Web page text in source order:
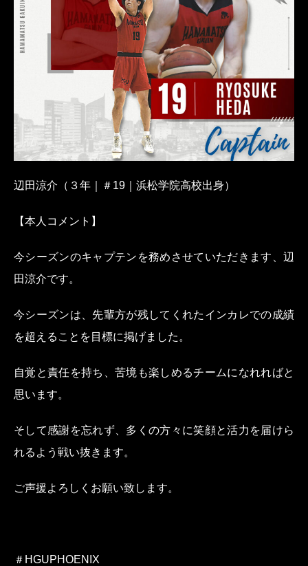
辺田涼介 （３年｜＃19｜浜松学院高校出身）
【本人コメント】
今シーズンのキャプテンを務めさせていただきます、 辺
田涼介です。
今シーズンは、 先輩方が残してくれた インカレでの成績
を超えることを 目標に掲げました。
自覚と責任を持ち、 苦境も楽しめるチームに なれればと
思います。
そして感謝を忘れず、 多くの方々に笑顔と活力を届けら
れるよう戦い抜きます。
ご声援よろしくお願い致します。
＃HGUPHOENIX